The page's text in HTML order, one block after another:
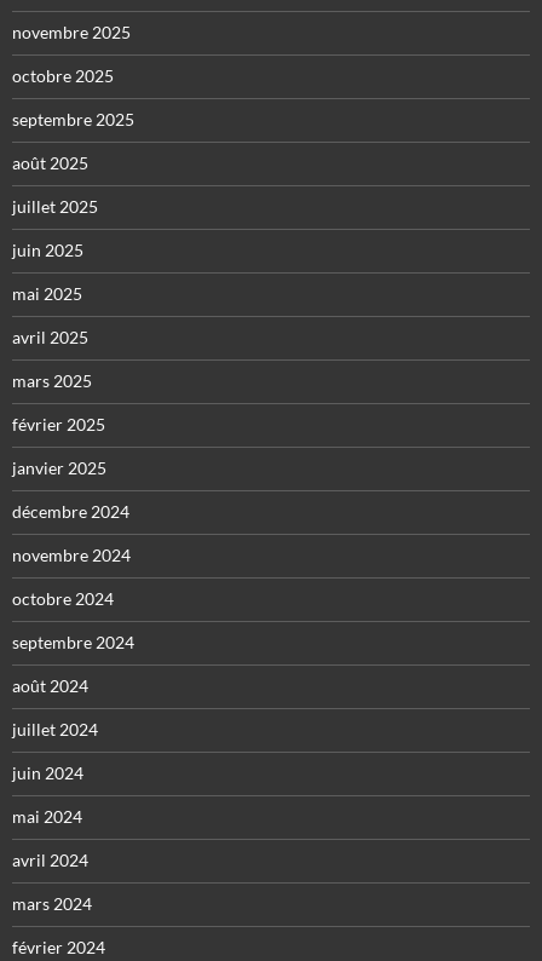
novembre 2025
octobre 2025
septembre 2025
août 2025
juillet 2025
juin 2025
mai 2025
avril 2025
mars 2025
février 2025
janvier 2025
décembre 2024
novembre 2024
octobre 2024
septembre 2024
août 2024
juillet 2024
juin 2024
mai 2024
avril 2024
mars 2024
février 2024